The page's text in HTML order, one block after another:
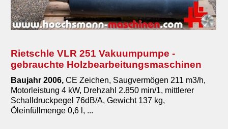
Rietschle VLR 251 Vakuumpumpe -
gebrauchte Holzbearbeitungsmaschinen
Baujahr 2006, CE Zeichen, Saugvermögen 211 m3/h,
Motorleistung 4 kW, Drehzahl 2.850 min/1, mittlerer
Schalldruckpegel 76dB/A, Gewicht 137 kg,
Öleinfüllmenge 0,6 l, ...